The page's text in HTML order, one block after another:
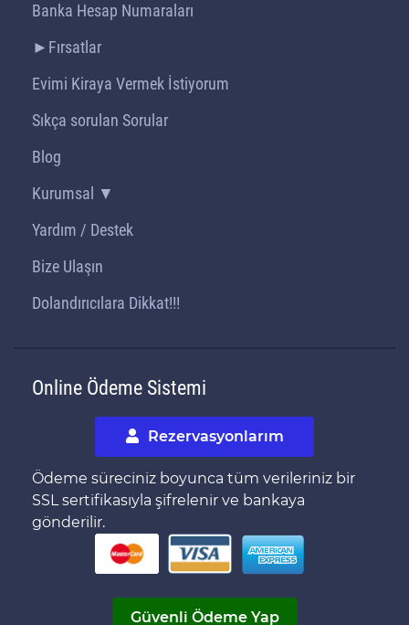
Banka Hesap Numaraları
►Fırsatlar
Evimi Kiraya Vermek İstiyorum
Sıkça sorulan Sorular
Blog
Kurumsal ▼
Yardım / Destek
Bize Ulaşın
Dolandırıcılara Dikkat!!!
Online Ödeme Sistemi
Rezervasyonlarım
Ödeme süreciniz boyunca tüm verileriniz bir
SSL sertifikasıyla şifrelenir ve bankaya
gönderilir.
Güvenli Ödeme Yap